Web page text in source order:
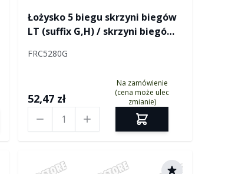
Łożysko 5 biegu skrzyni biegów
LT (suffix G,H) / skrzyni biegów
FRC5280G
52,47 zł
Na zamówienie
(cena może ulec
zmianie)